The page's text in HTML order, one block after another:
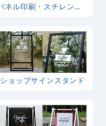
パネル印刷・スチレンボード
ショップサインスタンド